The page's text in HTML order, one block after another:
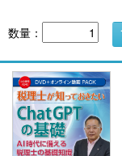
数量：